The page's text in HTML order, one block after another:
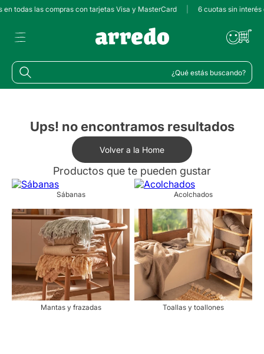
todas las compras con tarjetas Visa y MasterCard 6 cuotas sin interés
¿Qué estás buscando?
Ups! no encontramos resultados
Volver a la Home
Productos que te pueden gustar
Sábanas Acolchados
Mantas y frazadas Toallas y toallones